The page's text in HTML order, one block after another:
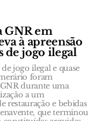
GNR em
à apreensão
de jogo ilegal
jogo ilegal e quase
foram
durante uma
a um
restauração e bebidas
que terminou